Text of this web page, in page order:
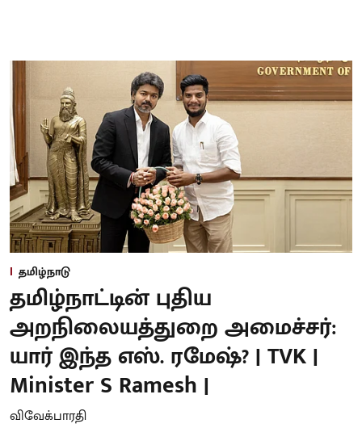
தமிழ்நாடு
தமிழ்நாட்டின் புதிய
அறநிலையத்துறை அமைச்சர்:
யார் இந்த எஸ். ரமேஷ்? | TVK |
Minister S Ramesh |
விவேக்பாரதி